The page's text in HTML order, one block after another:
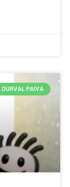
DURVAL PAIVA